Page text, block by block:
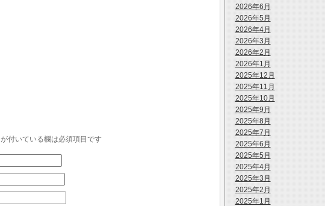
2026年6月
2026年5月
2026年4月
2026年3月
2026年2月
2026年1月
2025年12月
2025年11月
2025年10月
2025年9月
2025年8月
2025年7月
2025年6月
2025年5月
2025年4月
2025年3月
2025年2月
2025年1月
が付いている欄は必須項目です